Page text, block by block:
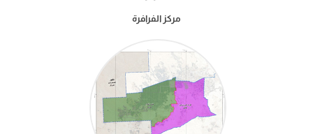
مركز الفرافرة